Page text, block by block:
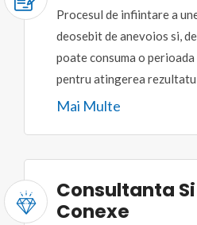
Procesul de infiintare a
deosebit de anevoios si,
poate consuma o
pentru atingerea
Mai Multe
Consultanta
Conexe